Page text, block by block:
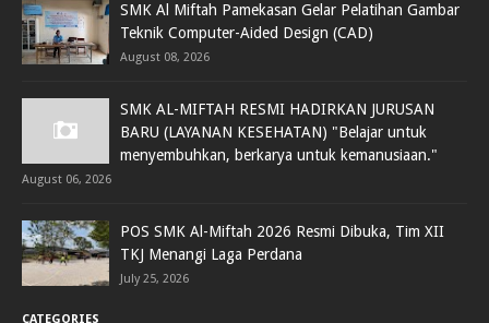
SMK Al Miftah Pamekasan Gelar Pelatihan Gambar
Teknik Computer-Aided Design (CAD)
August 08, 2026
SMK AL-MIFTAH RESMI HADIRKAN JURUSAN
BARU (LAYANAN KESEHATAN) "Belajar untuk
menyembuhkan, berkarya untuk kemanusiaan."
August 06, 2026
POS SMK Al-Miftah 2026 Resmi Dibuka, Tim XII
TKJ Menangi Laga Perdana
July 25, 2026
CATEGORIES